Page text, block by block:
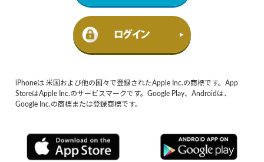
iPhoneは 米国および他の国々で登録されたApple Inc.の商標です。App
StoreはApple Inc.のサービスマークです。Google Play、Androidは、
Google Inc.の商標または登録商標です。